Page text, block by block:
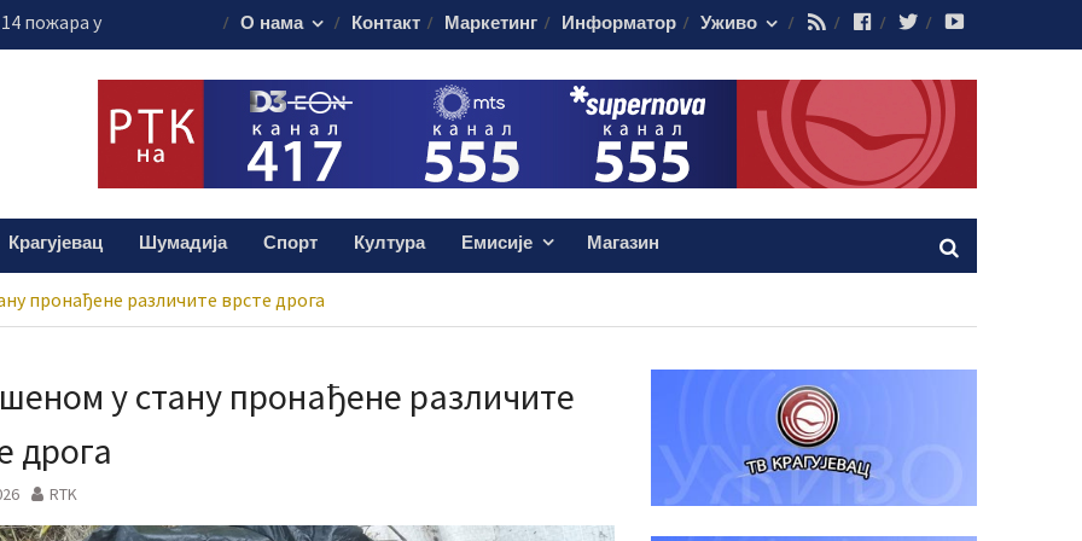
пожара у
– снимак
Крагујевац
одељење
домаћин
ИКОМ-
О нама Контакт Маркетинг Информатор Уживо RSS FacebookTwitter
Крагујевац Шумадија Спорт Култура Емисије Магазин
пронађене различите врсте дрога
у стану пронађене различите
дрога
RTK